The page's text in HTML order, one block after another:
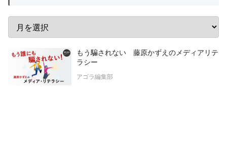
もう騙されない 藤原かずえのメディアリテ
ラシー
アゴラ編集部